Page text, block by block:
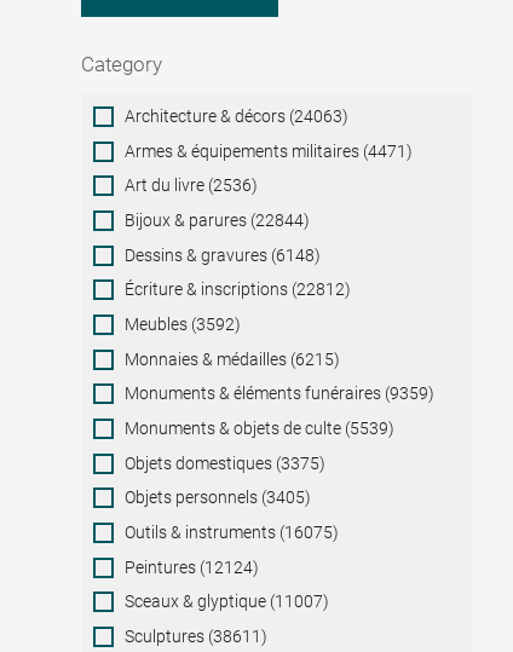
Category
Category
Architecture & décors (24063)
Armes & équipements militaires (4471)
Art du livre (2536)
Bijoux & parures (22844)
Dessins & gravures (6148)
Écriture & inscriptions (22812)
Meubles (3592)
Monnaies & médailles (6215)
Monuments & éléments funéraires (9359)
Monuments & objets de culte (5539)
Objets domestiques (3375)
Objets personnels (3405)
Outils & instruments (16075)
Peintures (12124)
Sceaux & glyptique (11007)
Sculptures (38611)